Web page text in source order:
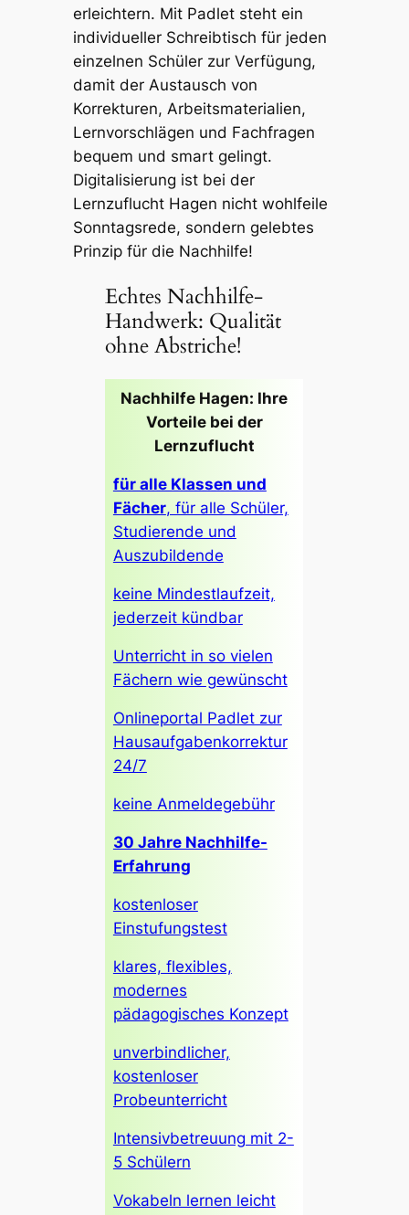
erleichtern. Mit Padlet steht ein
individueller Schreibtisch für jeden
einzelnen Schüler zur Verfügung,
damit der Austausch von
Korrekturen, Arbeitsmaterialien,
Lernvorschlägen und Fachfragen
bequem und smart gelingt.
Digitalisierung ist bei der
Lernzuflucht Hagen nicht wohlfeile
Sonntagsrede, sondern gelebtes
Prinzip für die Nachhilfe!
Echtes Nachhilfe-
Handwerk: Qualität
ohne Abstriche!
Nachhilfe Hagen: Ihre
Vorteile bei der
Lernzuflucht
für alle Klassen und
Fächer, für alle Schüler,
Studierende und
Auszubildende
keine Mindestlaufzeit,
jederzeit kündbar
Unterricht in so vielen
Fächern wie gewünscht
Onlineportal Padlet zur
Hausaufgabenkorrektur
24/7
keine Anmeldegebühr
30 Jahre Nachhilfe-
Erfahrung
kostenloser
Einstufungstest
klares, flexibles,
modernes
pädagogisches Konzept
unverbindlicher,
kostenloser
Probeunterricht
Intensivbetreuung mit 2-
5 Schülern
Vokabeln lernen leicht